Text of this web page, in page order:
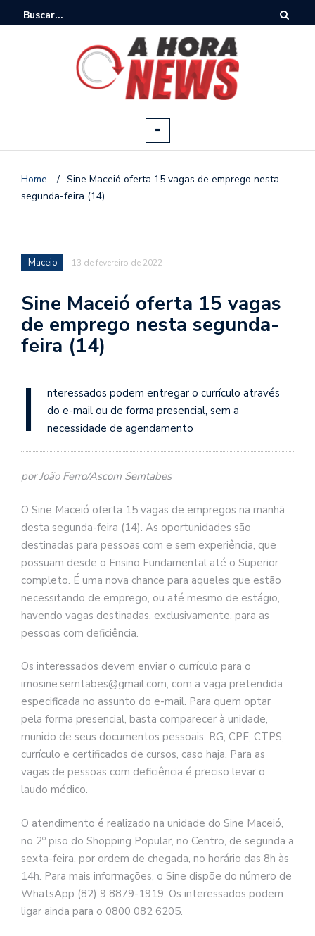
Home / Sine Maceió oferta 15 vagas de emprego nesta
segunda-feira (14)
Maceio 13 de fevereiro de 2022
Sine Maceió oferta 15 vagas
de emprego nesta segunda-
feira (14)
I
nteressados podem entregar o currículo através
do e-mail ou de forma presencial, sem a
necessidade de agendamento
por João Ferro/Ascom Semtabes
O Sine Maceió oferta 15 vagas de empregos na manhã
desta segunda-feira (14). As oportunidades são
destinadas para pessoas com e sem experiência, que
possuam desde o Ensino Fundamental até o Superior
completo. É uma nova chance para aqueles que estão
necessitando de emprego, ou até mesmo de estágio,
havendo vagas destinadas, exclusivamente, para as
pessoas com deficiência.
Os interessados devem enviar o currículo para o
imosine.semtabes@gmail.com, com a vaga pretendida
especificada no assunto do e-mail. Para quem optar
pela forma presencial, basta comparecer à unidade,
munido de seus documentos pessoais: RG, CPF, CTPS,
currículo e certificados de cursos, caso haja. Para as
vagas de pessoas com deficiência é preciso levar o
laudo médico.
O atendimento é realizado na unidade do Sine Maceió,
no 2º piso do Shopping Popular, no Centro, de segunda a
sexta-feira, por ordem de chegada, no horário das 8h às
14h. Para mais informações, o Sine dispõe do número de
WhatsApp (82) 9 8879-1919. Os interessados podem
ligar ainda para o 0800 082 6205.